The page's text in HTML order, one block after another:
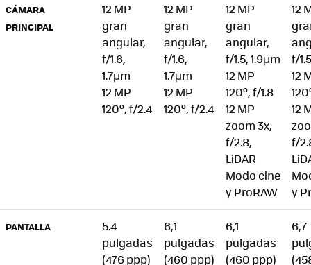
CÁMARA
PRINCIPAL
12 MP
gran
angular,
f/1.6,
1.7µm
12 MP
120º, f/2.4
12 MP
gran
angular,
f/1.6,
1.7µm
12 MP
120º, f/2.4
12 MP
gran
angular,
f/1.5, 1.9µm
12 MP
120º, f/1.8
12 MP
zoom 3x,
f/2.8,
LiDAR
Modo cine
y ProRAW
12
f/
12
12
f/
y
PANTALLA
5.4
pulgadas
(476 ppp)
6,1
pulgadas
(460 ppp)
6,1
pulgadas
(460 ppp)
6,7